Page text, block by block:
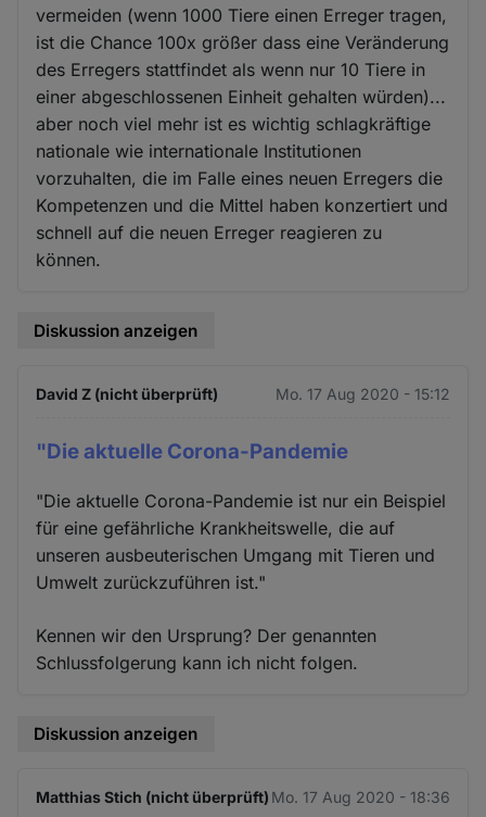
vermeiden (wenn 1000 Tiere einen Erreger tragen,
ist die Chance 100x größer dass eine Veränderung
des Erregers stattfindet als wenn nur 10 Tiere in
einer abgeschlossenen Einheit gehalten würden)...
aber noch viel mehr ist es wichtig schlagkräftige
nationale wie internationale Institutionen
vorzuhalten, die im Falle eines neuen Erregers die
Kompetenzen und die Mittel haben konzertiert und
schnell auf die neuen Erreger reagieren zu
können.
Diskussion anzeigen
David Z (nicht überprüft) Mo. 17 Aug 2020 - 15:12
"Die aktuelle Corona-Pandemie
"Die aktuelle Corona-Pandemie ist nur ein Beispiel
für eine gefähr­liche Krankheitswelle, die auf
unseren ausbeuterischen Umgang mit Tieren und
Umwelt zurückzuführen ist."
Kennen wir den Ursprung? Der genannten
Schlussfolgerung kann ich nicht folgen.
Diskussion anzeigen
Matthias Stich (nicht überprüft) Mo. 17 Aug 2020 - 18:36